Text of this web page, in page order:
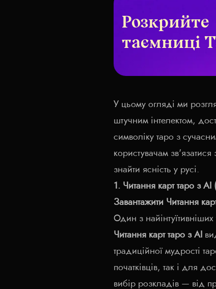
Розкрийте
таємниці
У цьому огляді ми
штучним інтелектом,
символіку таро з
користувачам зв'язатися
знайти ясність у русі.
1. Читання карт таро з AI
Завантажити Читання
Один з
Читання карт таро з AI
традиційної мудрості
початківців, так і для
вибір розкладів — від